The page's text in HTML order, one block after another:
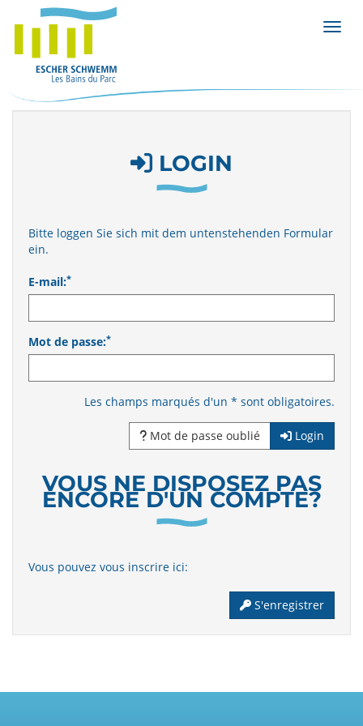
LOGIN
Bitte loggen Sie sich mit dem untenstehenden Formular
ein.
E-mail:*
Mot de passe:*
Les champs marqués d'un * sont obligatoires.
Mot de passe oublié Login
VOUS NE DISPOSEZ PAS
ENCORE D'UN COMPTE?
Vous pouvez vous inscrire ici:
S'enregistrer